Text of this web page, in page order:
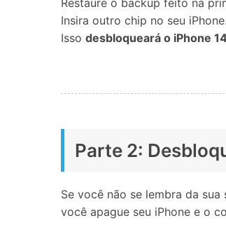
Restaure o backup feito na
Insira outro chip no seu iPhone.
Isso desbloqueará o iPhone
Parte 2:
Se você não se lembra da
você apague seu iPhone e o